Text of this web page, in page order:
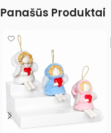
Panašūs Produktai